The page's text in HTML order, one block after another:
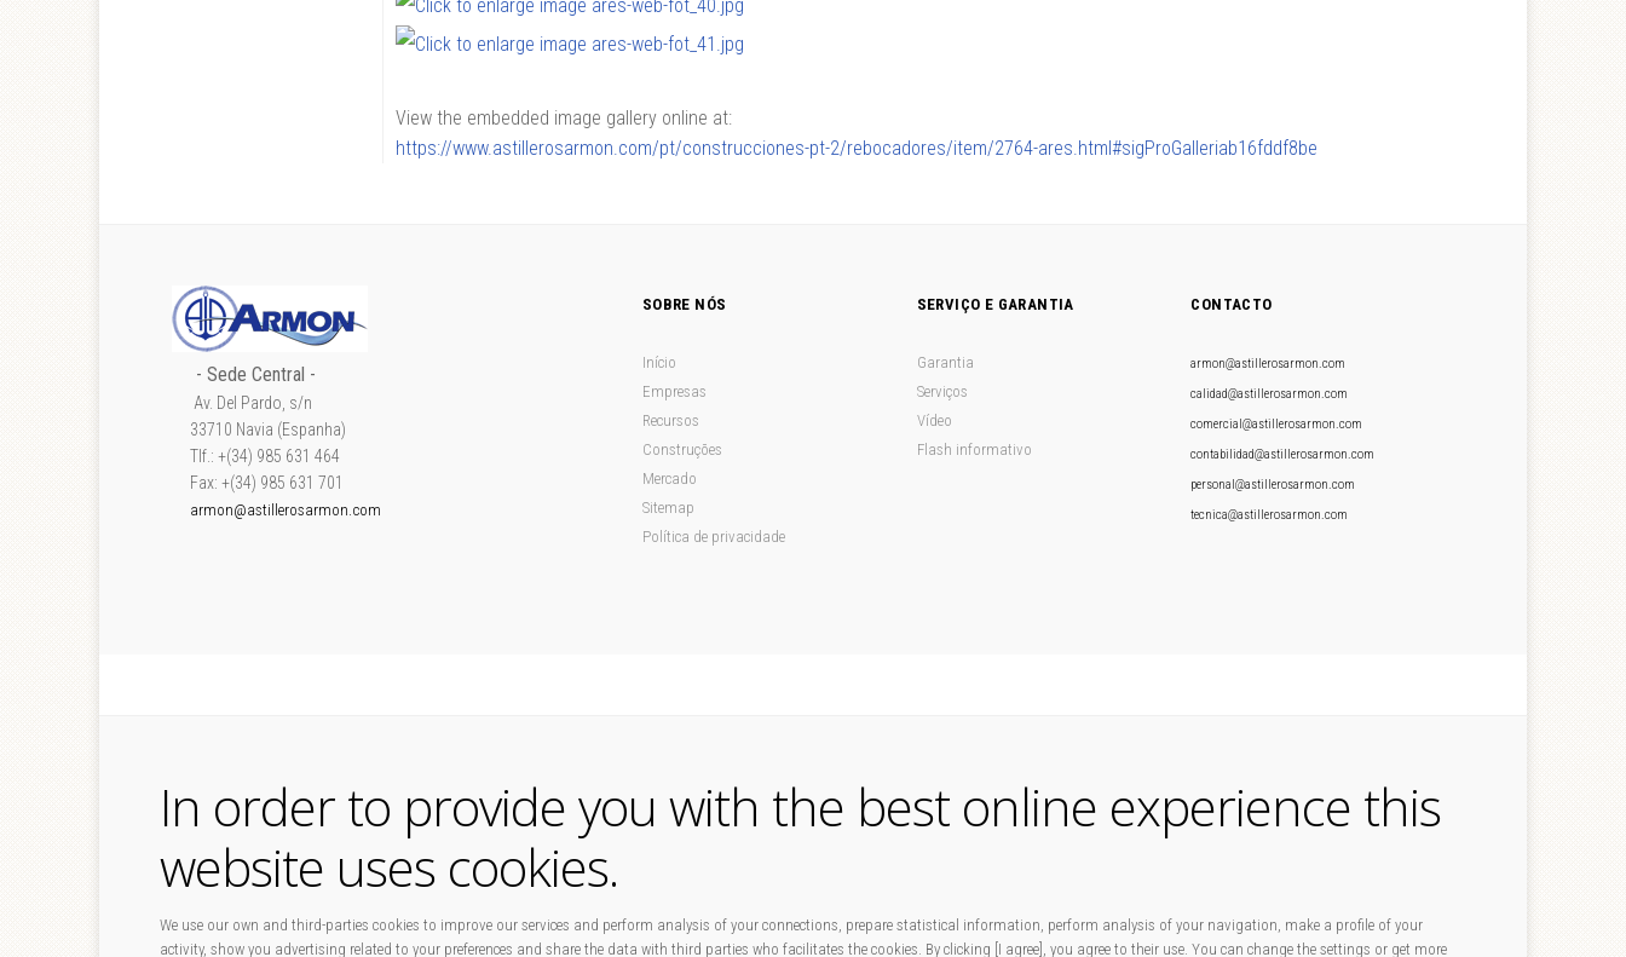
View the embedded image gallery online at:
https://www.astillerosarmon.com/pt/construcciones-pt-2/rebocadores/item/2764-ares.html#sigProGalleriab16fddf8be
- Sede Central -
Av. Del Pardo, s/n
33710 Navia (Espanha)
Tlf.: +(34) 985 631 464
Fax: +(34) 985 631 701
armon@astillerosarmon.com
SOBRE NÓS
Início
Empresas
Recursos
Construções
Mercado
Sitemap
Política de privacidade
SERVIÇO E GARANTIA
Garantia
Serviços
Vídeo
Flash informativo
CONTACTO
armon@astillerosarmon.com
calidad@astillerosarmon.com
comercial@astillerosarmon.com
contabilidad@astillerosarmon.com
personal@astillerosarmon.com
tecnica@astillerosarmon.com
In order to provide you with the best online experience this
website uses cookies.
We use our own and third-parties cookies to improve our services and perform analysis of your connections, prepare statistical information, perform analysis of your navigation, make a profile of your
activity, show you advertising related to your preferences and share the data with third parties who facilitates the cookies. By clicking [I agree], you agree to their use. You can change the settings or get more